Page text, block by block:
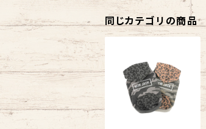
同じカテゴリの商品